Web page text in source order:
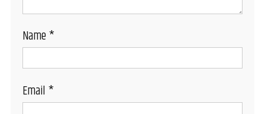
Name*
Email*